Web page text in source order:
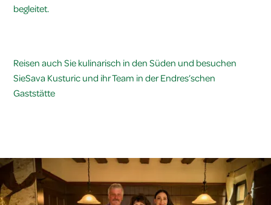
begleitet.
Reisen auch Sie kulinarisch in den Süden und besuchen
SieSava Kusturic und ihr Team in der Endres’schen
Gaststätte